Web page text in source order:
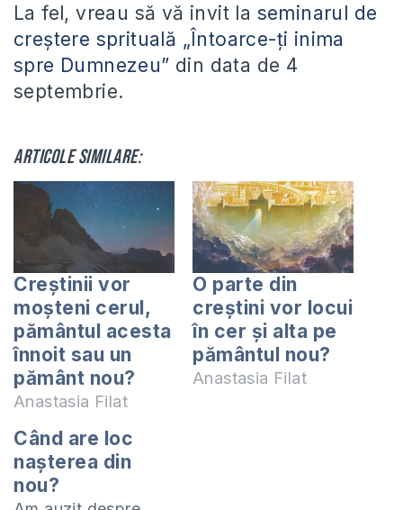
La fel, vreau să vă invit la seminarul de
creștere sprituală „Întoarce-ți inima
spre Dumnezeu” din data de 4
septembrie.
Articole similare:
Creștinii vor
moșteni cerul,
pământul acesta
înnoit sau un
pământ nou?
Anastasia Filat
O parte din
creștini vor locui
în cer și alta pe
pământul nou?
Anastasia Filat
Când are loc
naşterea din
nou?